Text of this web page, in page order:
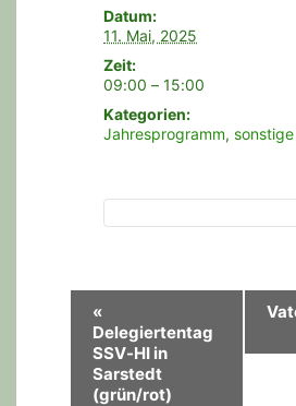
Datum:
11. Mai, 2025
Zeit:
09:00 – 15:00
Kategorien:
Jahresprogramm,
«
Delegiertentag
SSV-HI in
Sarstedt
(grün/rot)